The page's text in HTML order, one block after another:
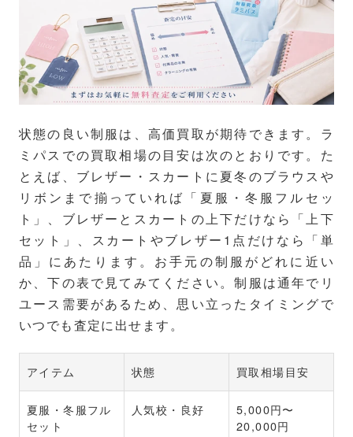
状態の良い制服は、高価買取が期待できます。ラ
ミパスでの買取相場の目安は次のとおりです。た
とえば、ブレザー・スカートに夏冬のブラウスや
リボンまで揃っていれば「夏服・冬服フルセッ
ト」、ブレザーとスカートの上下だけなら「上下
セット」、スカートやブレザー1点だけなら「単
品」にあたります。お手元の制服がどれに近い
か、下の表で見てみてください。制服は通年でリ
ユース需要があるため、思い立ったタイミングで
いつでも査定に出せます。
アイテム 状態 買取相場目安
夏服・冬服フル
セット
人気校・良好
5,000円〜
20,000円